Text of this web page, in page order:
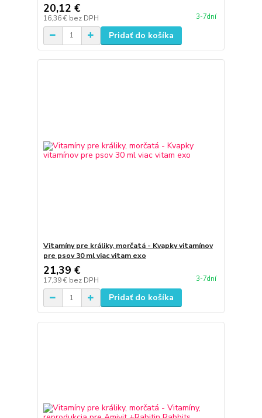
20,12 €
16,36 € bez DPH 3-7dní
Pridať do košíka
Vitamíny pre králiky, morčatá - Kvapky vitamínov
pre psov 30 ml viac vitam exo
21,39 €
17,39 € bez DPH 3-7dní
Pridať do košíka